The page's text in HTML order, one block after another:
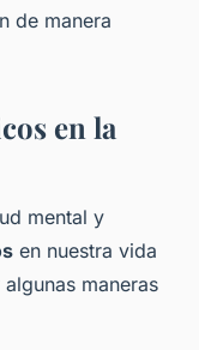
de manera
en la
mental y
en nuestra vida
maneras